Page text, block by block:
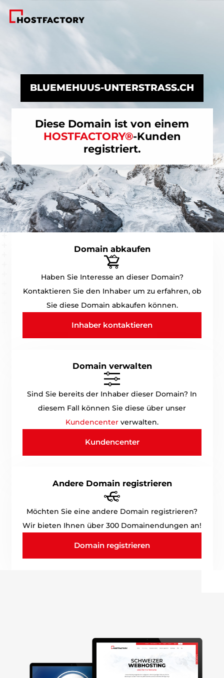
BLUEMEHUUS-UNTERSTRASS.CH
Diese Domain ist von einem
HOSTFACTORY®-Kunden
registriert.
Domain abkaufen
Haben Sie Interesse an dieser Domain?
Kontaktieren Sie den Inhaber um zu erfahren, ob
Sie diese Domain abkaufen können.
Inhaber kontaktieren
Domain verwalten
Sind Sie bereits der Inhaber dieser Domain? In
diesem Fall können Sie diese über unser
Kundencenter verwalten.
Kundencenter
Andere Domain registrieren
Möchten Sie eine andere Domain registrieren?
Wir bieten Ihnen über 300 Domainendungen an!
Domain registrieren